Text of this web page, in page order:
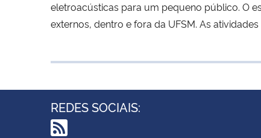
eletroacústicas para um pequeno público. O
externos, dentro e fora da UFSM. As
REDES SOCIAIS: